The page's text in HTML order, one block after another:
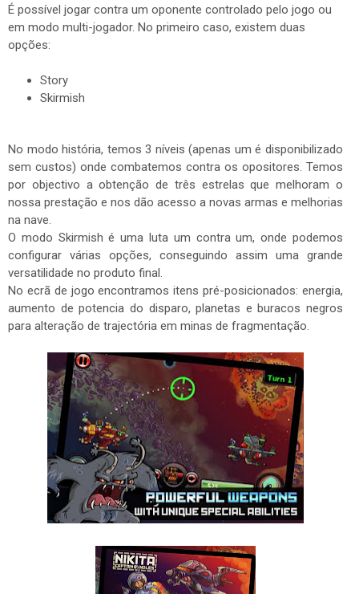
É possível jogar contra um oponente controlado pelo jogo ou
em modo multi-jogador. No primeiro caso, existem duas
opções:
Story
Skirmish
No modo história, temos 3 níveis (apenas um é disponibilizado
sem custos) onde combatemos contra os opositores. Temos
por objectivo a obtenção de três estrelas que melhoram o
nossa prestação e nos dão acesso a novas armas e melhorias
na nave.
O modo Skirmish é uma luta um contra um, onde podemos
configurar várias opções, conseguindo assim uma grande
versatilidade no produto final.
No ecrã de jogo encontramos itens pré-posicionados: energia,
aumento de potencia do disparo, planetas e buracos negros
para alteração de trajectória em minas de fragmentação.